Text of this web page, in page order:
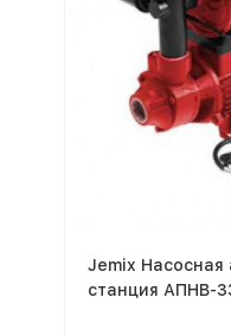
Jemix Насосная
станция АПНВ-